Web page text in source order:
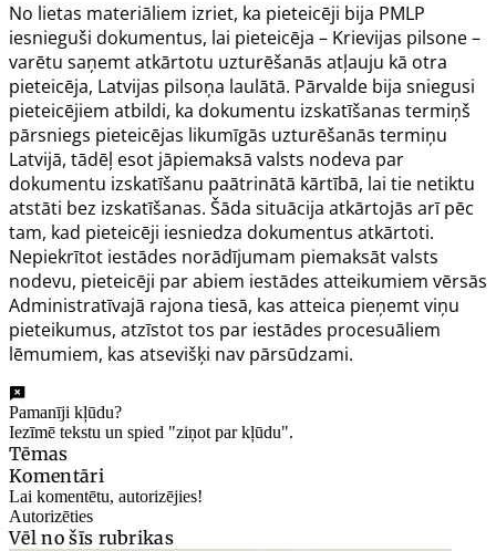
No lietas materiāliem izriet, ka pieteicēji bija PMLP
iesnieguši dokumentus, lai pieteicēja – Krievijas pilsone –
varētu saņemt atkārtotu uzturēšanās atļauju kā otra
pieteicēja, Latvijas pilsoņa laulātā. Pārvalde bija sniegusi
pieteicējiem atbildi, ka dokumentu izskatīšanas termiņš
pārsniegs pieteicējas likumīgās uzturēšanās termiņu
Latvijā, tādēļ esot jāpiemaksā valsts nodeva par
dokumentu izskatīšanu paātrinātā kārtībā, lai tie netiktu
atstāti bez izskatīšanas. Šāda situācija atkārtojās arī pēc
tam, kad pieteicēji iesniedza dokumentus atkārtoti.
Nepiekrītot iestādes norādījumam piemaksāt valsts
nodevu, pieteicēji par abiem iestādes atteikumiem vērsās
Administratīvajā rajona tiesā, kas atteica pieņemt viņu
pieteikumus, atzīstot tos par iestādes procesuāliem
lēmumiem, kas atsevišķi nav pārsūdzami.
Pamanīji kļūdu?
Iezīmē tekstu un spied "ziņot par kļūdu".
Tēmas
Komentāri
Lai komentētu, autorizējies!
Autorizēties
Vēl no šīs rubrikas